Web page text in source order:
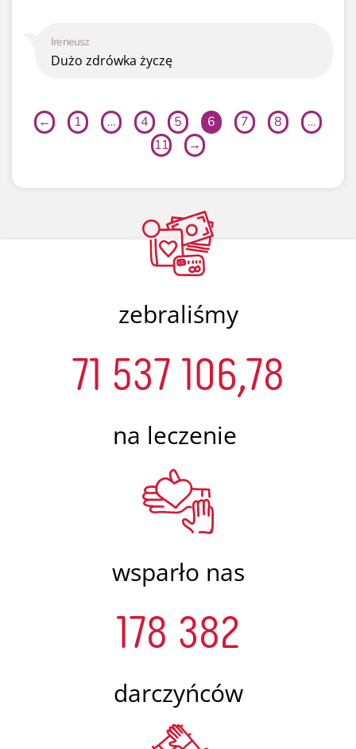
Ireneusz
Dużo zdrówka życzę
← 1 … 4 5 6 7 8
…
11
→
zebraliśmy
71 537 106,78
na leczenie
wsparło nas
178 382
darczyńców